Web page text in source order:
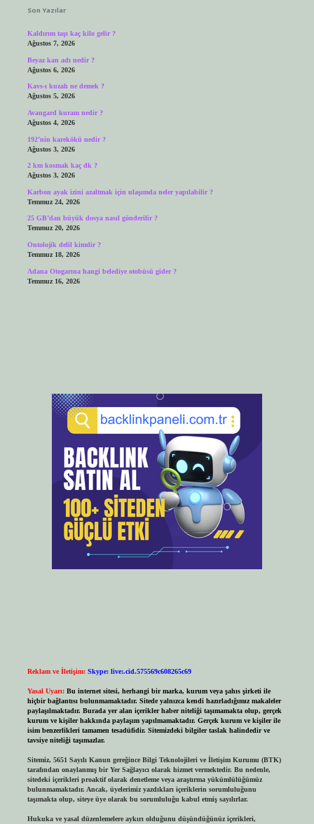
Son Yazılar
Kaldırım taşı kaç kilo gelir ?
Ağustos 7, 2026
Beyaz kan adı nedir ?
Ağustos 6, 2026
Kavs-ı kuzah ne demek ?
Ağustos 5, 2026
Avangard kuram nedir ?
Ağustos 4, 2026
192’nin karekökü nedir ?
Ağustos 3, 2026
2 km kosmak kaç dk ?
Ağustos 3, 2026
Karbon ayak izini azaltmak için ulaşımda neler yapılabilir ?
Temmuz 24, 2026
25 GB’dan büyük dosya nasıl gönderilir ?
Temmuz 20, 2026
Ontolojik delil kimdir ?
Temmuz 18, 2026
Adana Otogarına hangi belediye otobüsü gider ?
Temmuz 16, 2026
Reklam ve İletişim: Skype: live:.cid.575569c608265c69
Yasal Uyarı: Bu internet sitesi, herhangi bir marka, kurum veya şahıs şirketi ile
hiçbir bağlantısı bulunmamaktadır. Sitede yalnızca kendi hazırladığımız makaleler
paylaşılmaktadır. Burada yer alan içerikler haber niteliği taşımamakta olup, gerçek
kurum ve kişiler hakkında paylaşım yapılmamaktadır. Gerçek kurum ve kişiler ile
isim benzerlikleri tamamen tesadüfidir. Sitemizdeki bilgiler taslak halindedir ve
tavsiye niteliği taşımazlar.
Sitemiz, 5651 Sayılı Kanun gereğince Bilgi Teknolojileri ve İletişim Kurumu (BTK)
tarafından onaylanmış bir Yer Sağlayıcı olarak hizmet vermektedir. Bu nedenle,
sitedeki içerikleri proaktif olarak denetleme veya araştırma yükümlülüğümüz
bulunmamaktadır. Ancak, üyelerimiz yazdıkları içeriklerin sorumluluğunu
taşımakta olup, siteye üye olarak bu sorumluluğu kabul etmiş sayılırlar.
Hukuka ve yasal düzenlemelere aykırı olduğunu düşündüğünüz içerikleri,